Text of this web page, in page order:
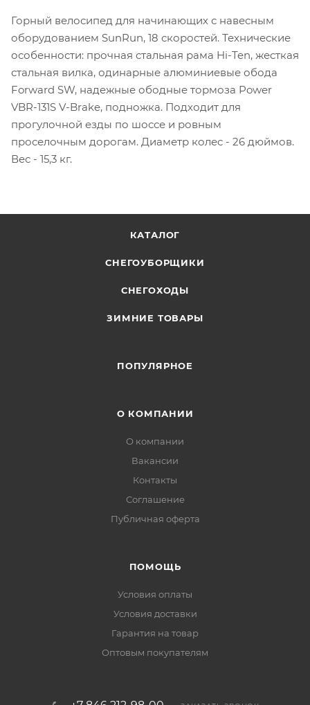
Горный велосипед для начинающих с навесным
оборудованием SunRun, 18 скоростей. Технические
особенности: прочная стальная рама Hi-Ten, жесткая
стальная вилка, одинарные алюминиевые обода
Forward SW, надежные ободные тормоза Power
VBR-131S V-Brake, подножка. Подходит для
прогулочной езды по шоссе и ровным
проселочным дорогам. Диаметр колес - 26 дюймов.
Вес - 15,3 кг.
КАТАЛОГ
СНЕГОУБОРЩИКИ
СНЕГОХОДЫ
ЗИМНИЕ ТОВАРЫ
ПОПУЛЯРНОЕ
О КОМПАНИИ
О компании
Вакансии
Контакты
Соглашение
Публичная оферта
ПОМОЩЬ
Условия оплаты
Условия доставки
Гарантия на товар
Оптовым покупателям